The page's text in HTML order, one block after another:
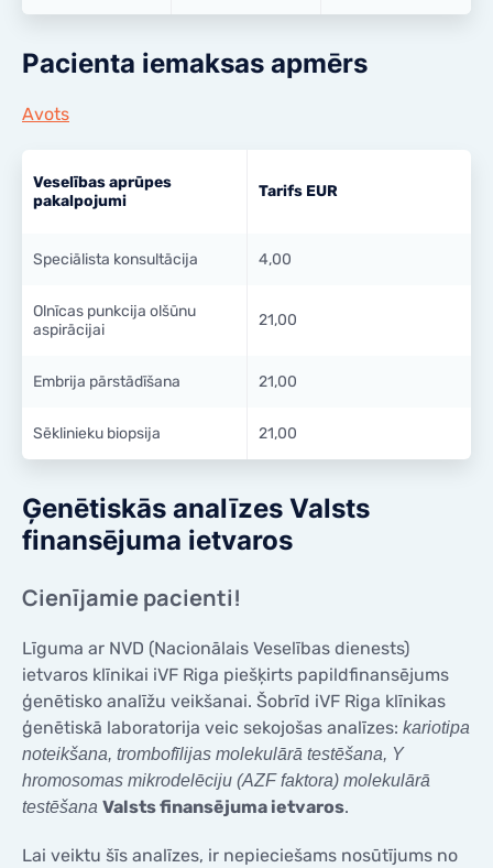
Pacienta iemaksas apmērs
Avots
Veselības aprūpes
pakalpojumi
Tarifs EUR
Speciālista konsultācija 4,00
Olnīcas punkcija olšūnu
aspirācijai
21,00
Embrija pārstādīšana 21,00
Sēklinieku biopsija 21,00
Ģenētiskās analīzes Valsts
finansējuma ietvaros
Cienījamie pacienti!
Līguma ar NVD (Nacionālais Veselības dienests)
ietvaros klīnikai iVF Riga piešķirts papildfinansējums
ģenētisko analīžu veikšanai. Šobrīd iVF Riga klīnikas
ģenētiskā laboratorija veic sekojošas analīzes: kariotipa
noteikšana, trombofīlijas molekulārā testēšana, Y
hromosomas mikrodelēciju (AZF faktora) molekulārā
testēšana Valsts finansējuma ietvaros.
Lai veiktu šīs analīzes, ir nepieciešams nosūtījums no